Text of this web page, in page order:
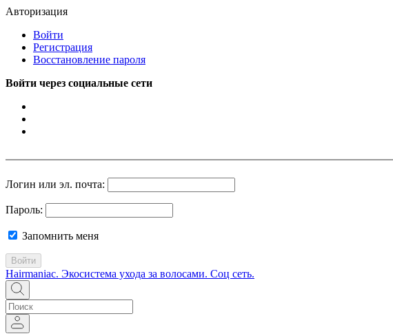
Авторизация
Войти
Регистрация
Восстановление пароля
Войти через социальные сети
Логин или эл. почта:
Пароль:
Запомнить меня
Войти
Hairmaniac. Экосистема ухода за волосами. Соц сеть.